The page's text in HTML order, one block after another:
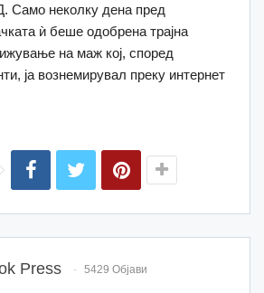
Само неколку дена пред
ѝ беше одобрена трајна
на маж кој, според
ја вознемирувал преку интернет
Press 5429 Објави